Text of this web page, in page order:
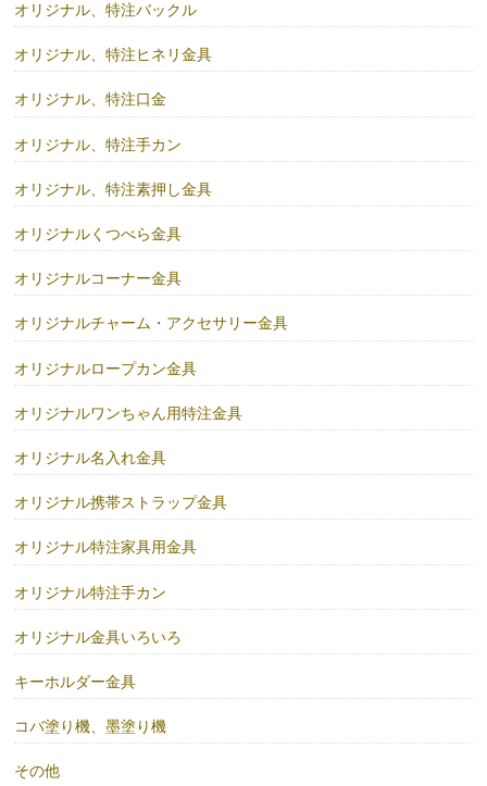
オリジナル、特注バックル
オリジナル、特注ヒネリ金具
オリジナル、特注口金
オリジナル、特注手カン
オリジナル、特注素押し金具
オリジナルくつべら金具
オリジナルコーナー金具
オリジナルチャーム・アクセサリー金具
オリジナルロープカン金具
オリジナルワンちゃん用特注金具
オリジナル名入れ金具
オリジナル携帯ストラップ金具
オリジナル特注家具用金具
オリジナル特注手カン
オリジナル金具いろいろ
キーホルダー金具
コバ塗り機、墨塗り機
その他